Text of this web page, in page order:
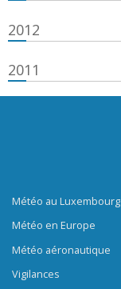
2012
2011
Météo au Luxembourg
Météo en Europe
Météo aéronautique
Vigilances